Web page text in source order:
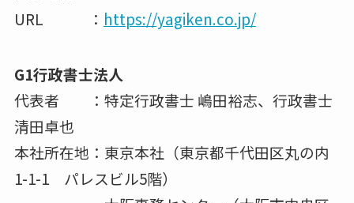
URL ： https://yagiken.co.jp/
G1行政書士法人
代表者 ：特定行政書士 嶋田裕志、行政書士
清田卓也
本社所在地：東京本社（東京都千代田区丸の内
1-1-1 パレスビル5階）